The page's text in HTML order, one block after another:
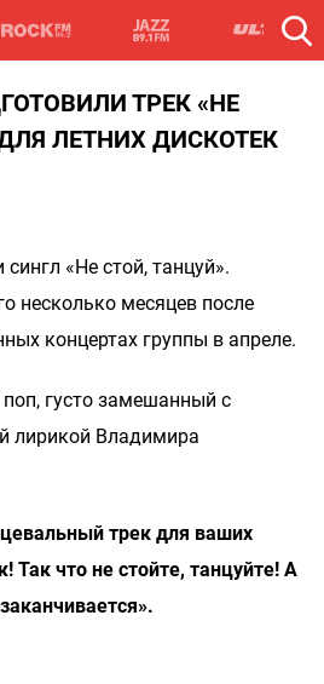
ТРЕК «НЕ
ЛЕТНИХ ДИСКОТЕК
«Не стой, танцуй».
несколько месяцев после
концертах группы в апреле.
густо замешанный с
лирикой Владимира
трек для ваших
Так что не стойте, танцуйте! А